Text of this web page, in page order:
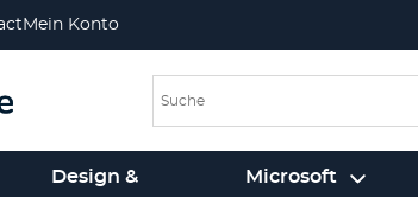
Mein Konto
Design & Microsoft